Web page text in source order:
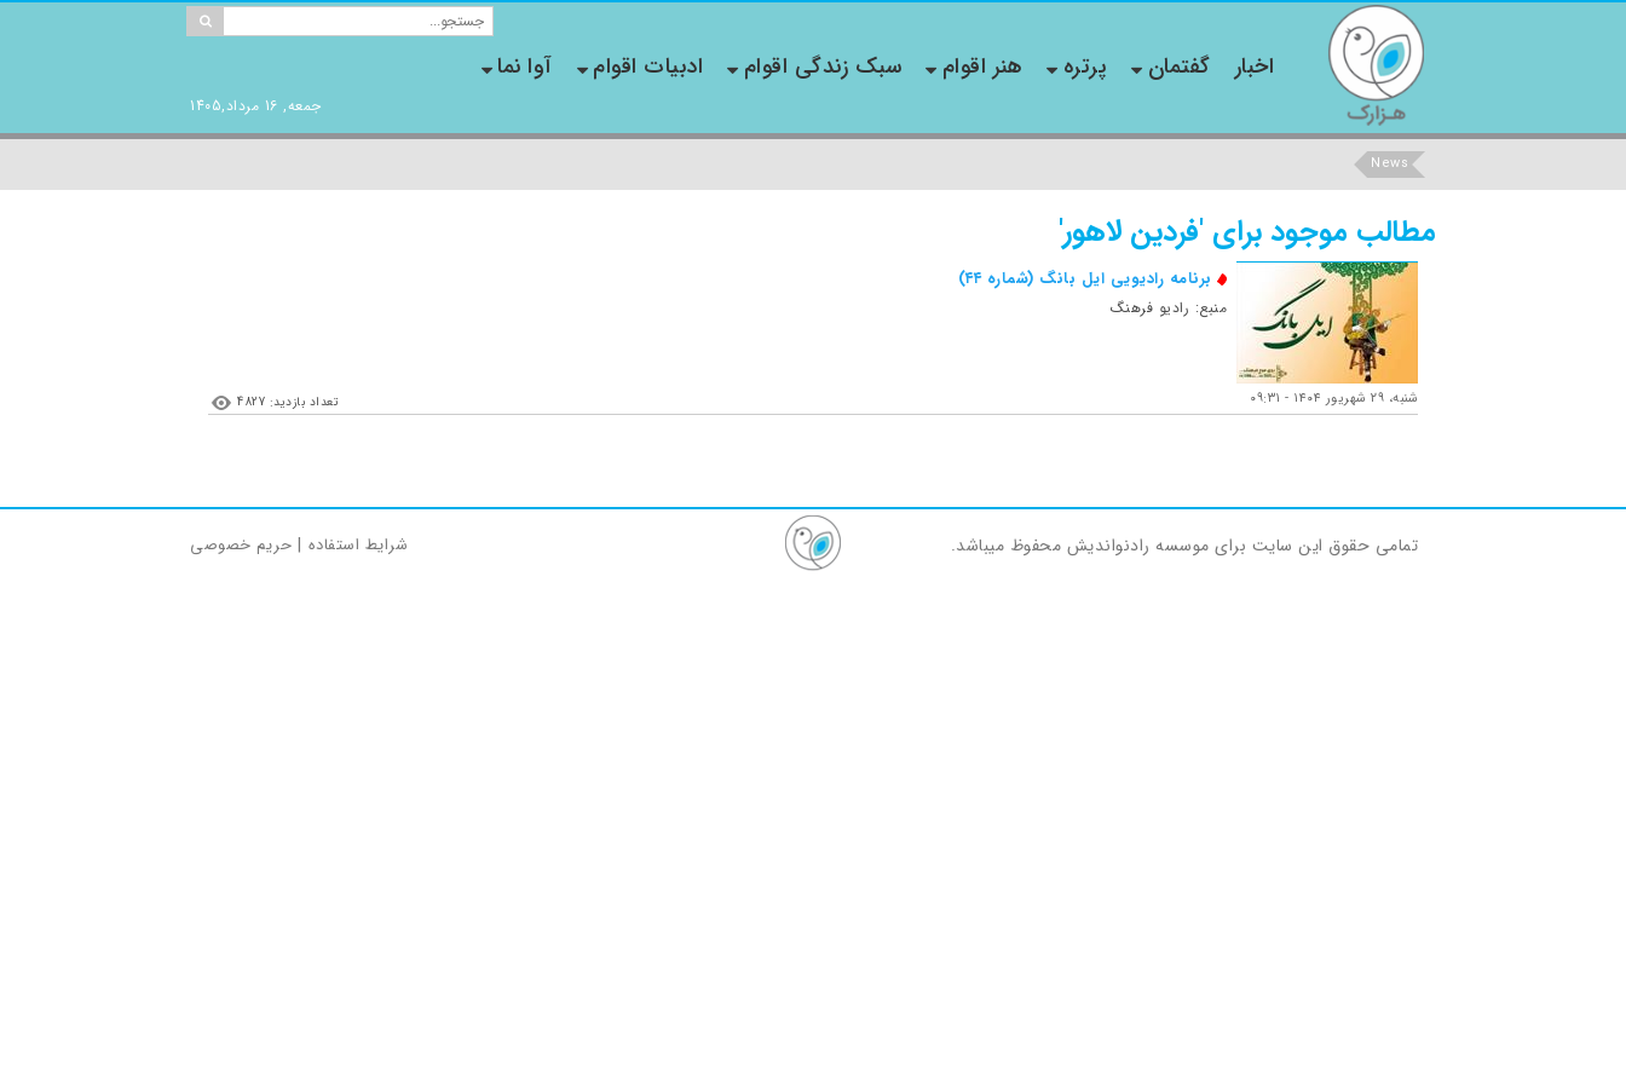
جمعه, 16 مرداد,1405
اخبار گفتمان پرتره هنر اقوام سبک زندگی اقوام ادبیات اقوام آوا نما
News
مطالب موجود برای 'فردین لاهور'
برنامه رادیویی ایل بانگ (شماره ۴۴)
منبع: رادیو فرهنگ
شنبه، ۲۹ شهریور ۱۴۰۴ - ۰۹:۳۱ تعداد بازدید: 4827
تمامی حقوق این سایت برای موسسه رادنواندیش محفوظ میباشد. حریم خصوصی | شرایط استفاده